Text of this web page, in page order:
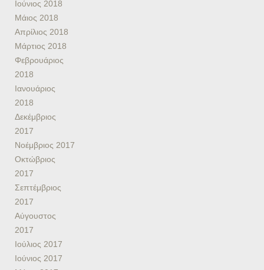
Ιούνιος 2018
Μάιος 2018
Απρίλιος 2018
Μάρτιος 2018
Φεβρουάριος
2018
Ιανουάριος
2018
Δεκέμβριος
2017
Νοέμβριος 2017
Οκτώβριος
2017
Σεπτέμβριος
2017
Αύγουστος
2017
Ιούλιος 2017
Ιούνιος 2017